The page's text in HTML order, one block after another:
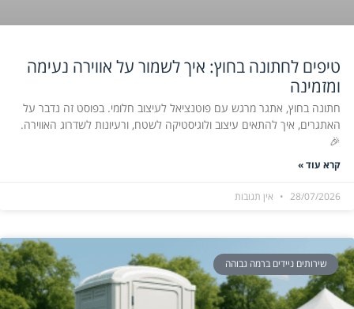
טיפים לחתונה בחוץ: איך לשמור על אווירה נעימה
ומזמינה
חתונה בחוץ, אתגר מרגש עם פוטנציאל לעיצוב חלומי. בפוסט זה נדבר על
האתגרים, איך להתאים עיצוב ולוגיסטיקה לשטח, ורעיונות לשדרוג האווירה.
🎉
קרא עוד »
28/07/2026 אין תגובות
שירותים ניידים ברמה גבוהה